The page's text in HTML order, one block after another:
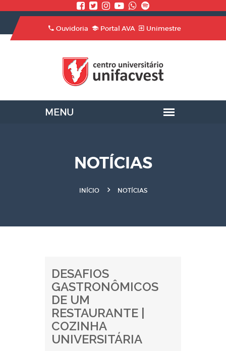
Ouvidoria Portal AVA Unimestre
NOTÍCIAS
INÍCIO NOTÍCIAS
DESAFIOS
GASTRONÔMICOS
DE UM
RESTAURANTE |
COZINHA
UNIVERSITÁRIA